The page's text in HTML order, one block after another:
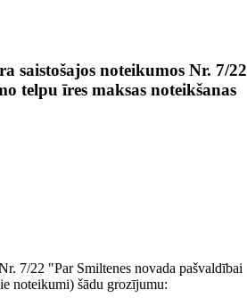
saistošajos noteikumos Nr. 7/22
telpu īres maksas noteikšanas
7/22 "Par Smiltenes novada pašvaldībai
noteikumi) šādu grozījumu: